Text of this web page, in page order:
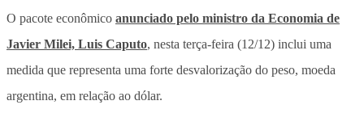
O pacote econômico anunciado pelo ministro da Economia de
Javier Milei, Luis Caputo, nesta terça-feira (12/12) inclui uma
medida que representa uma forte desvalorização do peso, moeda
argentina, em relação ao dólar.